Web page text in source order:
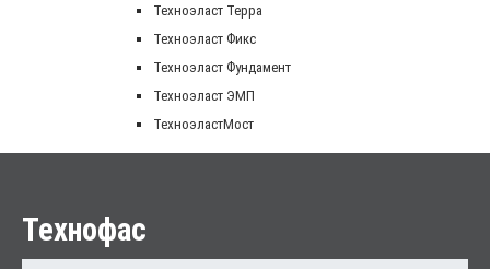
Техноэласт Терра
Техноэласт Фикс
Техноэласт Фундамент
Техноэласт ЭМП
ТехноэластМост
Технофас